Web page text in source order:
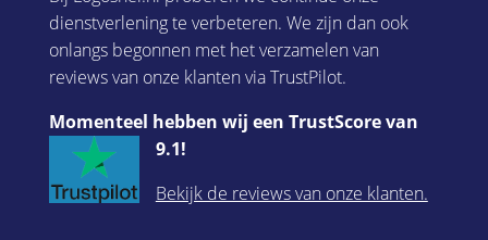
dienstverlening te verbeteren. We zijn dan ook
onlangs begonnen met het verzamelen van
reviews van onze klanten via TrustPilot.
Momenteel hebben wij een TrustScore van
9.1!
Bekijk de reviews van onze klanten.